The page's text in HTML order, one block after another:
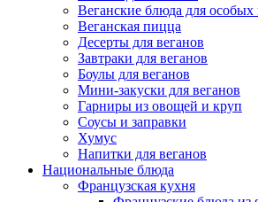
Веганские блюда для особых
Веганская пицца
Десерты для веганов
Завтраки для веганов
Боулы для веганов
Мини-закуски для веганов
Гарниры из овощей и круп
Соусы и заправки
Хумус
Напитки для веганов
Национальные блюда
Французская кухня